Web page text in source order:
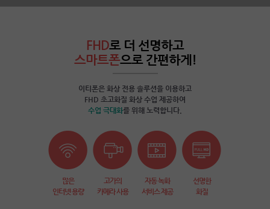
FHD로 더 선명하고
스마트폰으로 간편하게!
이티폰은 화상 전용 솔루션을 이용하고
FHD 초고화질 화상 수업 제공하여
수업 극대화를 위해 노력합니다.
많은
인터넷 용량
고가의
카메라 사용
자동 녹화
서비스 제공
선명한
화질